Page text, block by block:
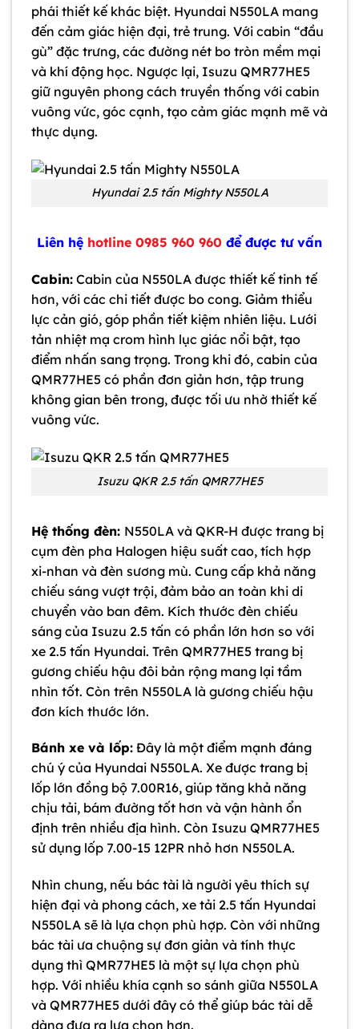
phái thiết kế khác biệt. Hyundai N550LA mang
đến cảm giác hiện đại, trẻ trung. Với cabin “đầu
gù” đặc trưng, các đường nét bo tròn mềm mại
và khí động học. Ngược lại, Isuzu QMR77HE5
giữ nguyên phong cách truyền thống với cabin
vuông vức, góc cạnh, tạo cảm giác mạnh mẽ và
thực dụng.
Hyundai 2.5 tấn Mighty N550LA
Liên hệ hotline 0985 960 960 để được tư vấn
Cabin: Cabin của N550LA được thiết kế tinh tế
hơn, với các chi tiết được bo cong. Giảm thiểu
lực cản gió, góp phần tiết kiệm nhiên liệu. Lưới
tản nhiệt mạ crom hình lục giác nổi bật, tạo
điểm nhấn sang trọng. Trong khi đó, cabin của
QMR77HE5 có phần đơn giản hơn, tập trung
không gian bên trong, được tối ưu nhờ thiết kế
vuông vức.
Isuzu QKR 2.5 tấn QMR77HE5
Hệ thống đèn: N550LA và QKR-H được trang bị
cụm đèn pha Halogen hiệu suất cao, tích hợp
xi-nhan và đèn sương mù. Cung cấp khả năng
chiếu sáng vượt trội, đảm bảo an toàn khi di
chuyển vào ban đêm. Kích thước đèn chiếu
sáng của Isuzu 2.5 tấn có phần lớn hơn so với
xe 2.5 tấn Hyundai. Trên QMR77HE5 trang bị
gương chiếu hậu đôi bản rộng mang lại tầm
nhìn tốt. Còn trên N550LA là gương chiếu hậu
đơn kích thước lớn.
Bánh xe và lốp: Đây là một điểm mạnh đáng
chú ý của Hyundai N550LA. Xe được trang bị
lốp lớn đồng bộ 7.00R16, giúp tăng khả năng
chịu tải, bám đường tốt hơn và vận hành ổn
định trên nhiều địa hình. Còn Isuzu QMR77HE5
sử dụng lốp 7.00-15 12PR nhỏ hơn N550LA.
Nhìn chung, nếu bác tài là người yêu thích sự
hiện đại và phong cách, xe tải 2.5 tấn Hyundai
N550LA sẽ là lựa chọn phù hợp. Còn với những
bác tài ưa chuộng sự đơn giản và tính thực
dụng thì QMR77HE5 là một sự lựa chọn phù
hợp. Với nhiều khía cạnh so sánh giữa N550LA
và QMR77HE5 dưới đây có thể giúp bác tài dễ
dàng đưa ra lựa chọn hơn.